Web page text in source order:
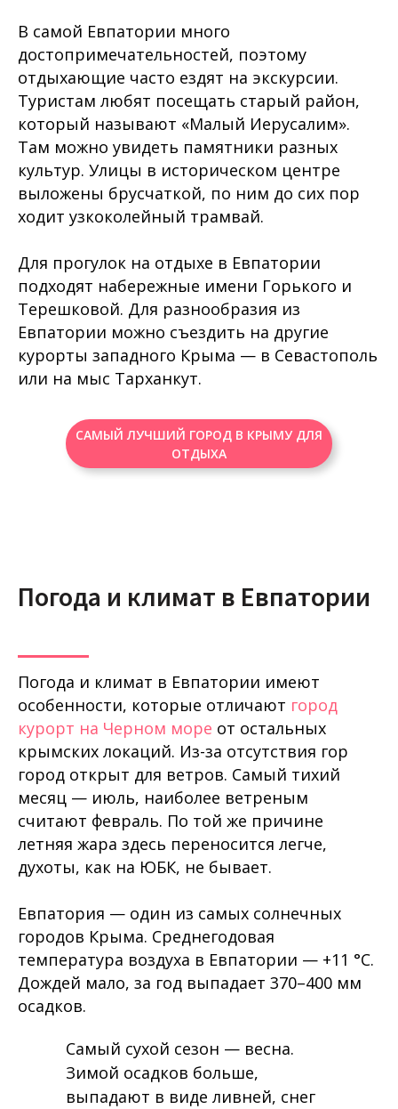
В самой Евпатории много
достопримечательностей, поэтому
отдыхающие часто ездят на экскурсии.
Туристам любят посещать старый район,
который называют «Малый Иерусалим».
Там можно увидеть памятники разных
культур. Улицы в историческом центре
выложены брусчаткой, по ним до сих пор
ходит узкоколейный трамвай.
Для прогулок на отдыхе в Евпатории
подходят набережные имени Горького и
Терешковой. Для разнообразия из
Евпатории можно съездить на другие
курорты западного Крыма — в Севастополь
или на мыс Тарханкут.
САМЫЙ ЛУЧШИЙ ГОРОД В КРЫМУ ДЛЯ
ОТДЫХА
Погода и климат в Евпатории
Погода и климат в Евпатории имеют
особенности, которые отличают город
курорт на Черном море от остальных
крымских локаций. Из-за отсутствия гор
город открыт для ветров. Самый тихий
месяц — июль, наиболее ветреным
считают февраль. По той же причине
летняя жара здесь переносится легче,
духоты, как на ЮБК, не бывает.
Евпатория — один из самых солнечных
городов Крыма. Среднегодовая
температура воздуха в Евпатории — +11 °C.
Дождей мало, за год выпадает 370–400 мм
осадков.
Самый сухой сезон — весна.
Зимой осадков больше,
выпадают в виде ливней, снег